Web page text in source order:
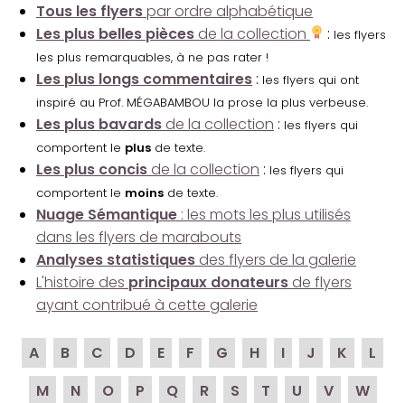
Tous les flyerspar ordre alphabétique
Les plus belles pièces de la collection : les flyers
les plus remarquables, à ne pas rater !
Les plus longs commentaires : les flyers qui ont
inspiré au Prof. MÉGABAMBOU la prose la plus verbeuse.
Les plus bavards de la collection : les flyers qui
comportent le plus de texte.
Les plus concis de la collection : les flyers qui
comportent le moins de texte.
Nuage Sémantique : les mots les plus utilisés
dans les flyers de marabouts
Analyses statistiques des flyers de la galerie
L'histoire des principaux donateurs de flyers
ayant contribué à cette galerie
A B C D E F G H I J K
L
M
N O P Q R S T U V
W